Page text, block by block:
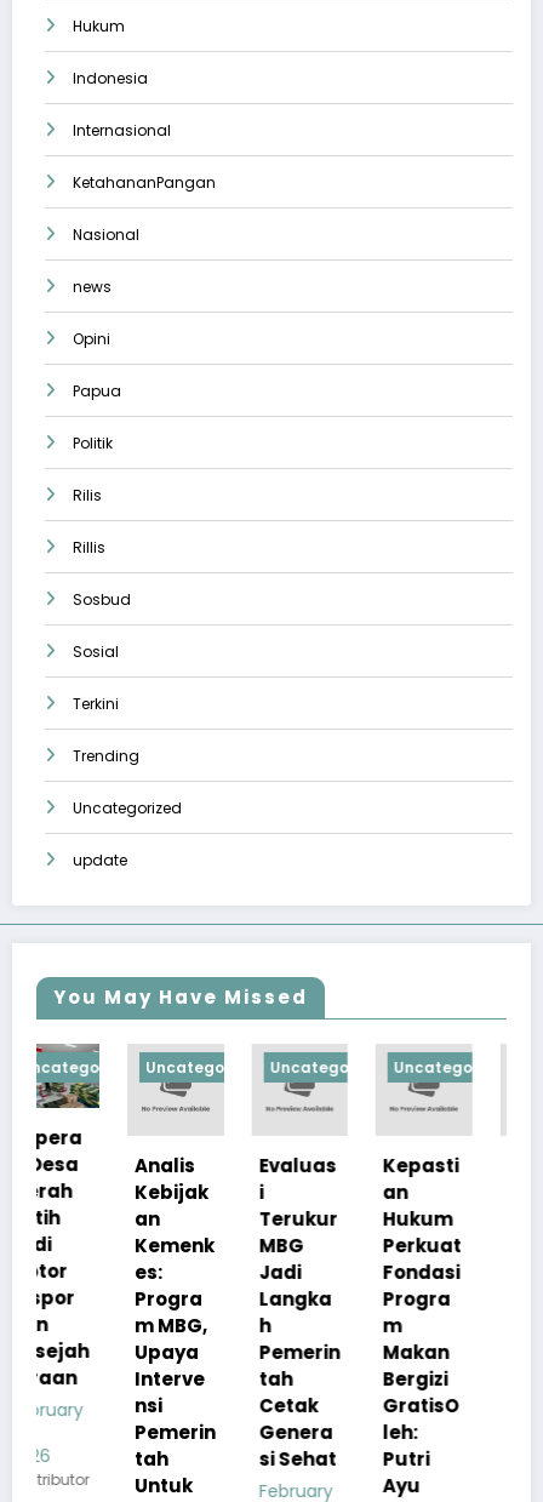
Hukum
Indonesia
Internasional
KetahananPangan
Nasional
news
Opini
Papua
Politik
Rilis
Rillis
Sosbud
Sosial
Terkini
Trending
Uncategorized
update
You May Have Missed
Uncategorized
Analis
Kebijak
an
Kemenk
es:
Progra
m MBG,
Upaya
Interve
nsi
tah
Untuk
Uncategorized
Evaluas
i
MBG
Langka
h
Pemerin
tah
Genera
February
Uncategorized
Kepasti
Hukum
Perkuat
Fondasi
Progra
Makan
GratisO
leh:
Putri
Ayu
Apresia
Pemerin
tah
Pastika
n
s Menu
MBG
Tetap
Standar